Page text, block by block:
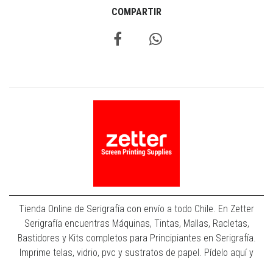
COMPARTIR
Tienda Online de Serigrafía con envío a todo Chile. En Zetter
Serigrafía encuentras Máquinas, Tintas, Mallas, Racletas,
Bastidores y Kits completos para Principiantes en Serigrafía.
Imprime telas, vidrio, pvc y sustratos de papel. Pídelo aquí y